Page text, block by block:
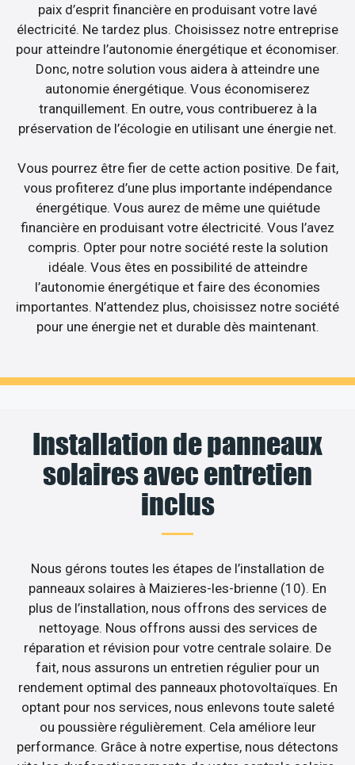
paix d’esprit financière en produisant votre lavé
électricité. Ne tardez plus. Choisissez notre entreprise
pour atteindre l’autonomie énergétique et économiser.
Donc, notre solution vous aidera à atteindre une
autonomie énergétique. Vous économiserez
tranquillement. En outre, vous contribuerez à la
préservation de l’écologie en utilisant une énergie net.
Vous pourrez être fier de cette action positive. De fait,
vous profiterez d’une plus importante indépendance
énergétique. Vous aurez de même une quiétude
financière en produisant votre électricité. Vous l’avez
compris. Opter pour notre société reste la solution
idéale. Vous êtes en possibilité de atteindre
l’autonomie énergétique et faire des économies
importantes. N’attendez plus, choisissez notre société
pour une énergie net et durable dès maintenant.
Installation de panneaux
solaires avec entretien
inclus
Nous gérons toutes les étapes de l’installation de
panneaux solaires à Maizieres-les-brienne (10). En
plus de l’installation, nous offrons des services de
nettoyage. Nous offrons aussi des services de
réparation et révision pour votre centrale solaire. De
fait, nous assurons un entretien régulier pour un
rendement optimal des panneaux photovoltaïques. En
optant pour nos services, nous enlevons toute saleté
ou poussière régulièrement. Cela améliore leur
performance. Grâce à notre expertise, nous détectons